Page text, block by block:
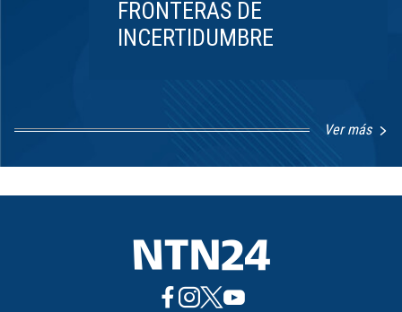
FRONTERAS DE
INCERTIDUMBRE
Ver más
1
8